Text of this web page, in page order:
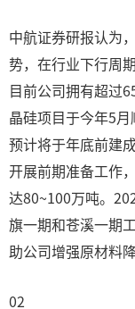
中航证券研报认为
势，在行业下行周
目前公司拥有超过
晶硅项目于今年5
预计将于年底前建
开展前期准备工作
达80~100万吨。
旗一期和苍溪一期
助公司增强原材料
02